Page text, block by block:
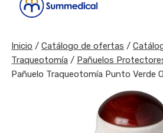
Inicio / Catálogo de ofertas /
Traqueotomía / Pañuelos
Pañuelo Traqueotomía Punto Verde